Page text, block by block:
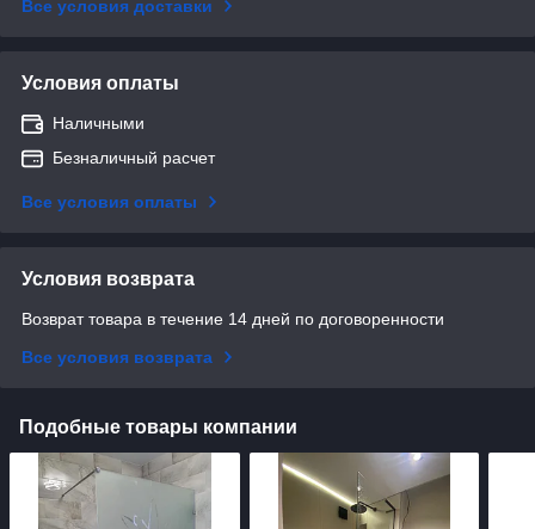
Все условия доставки
Условия оплаты
Наличными
Безналичный расчет
Все условия оплаты
Условия возврата
Возврат товара в течение 14 дней по договоренности
Все условия возврата
Подобные товары компании